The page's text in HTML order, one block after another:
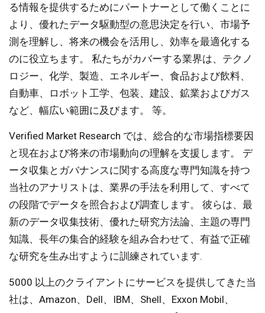
る情報を提供するためにパートナーとして働くことに
より、優れたデータ駆動型の意思決定を行い、市場予
測を理解し、将来の機会を活用し、効率を最適化する
のに役立ちます。 私たちがカバーする業界は、テクノ
ロジー、化学、製造、エネルギー、食品および飲料、
自動車、ロボット工学、包装、建設、鉱業およびガス
など、幅広い範囲に及びます。 等。
Verified Market Research では、総合的な市場指標要因
と現在および将来の市場動向の理解を支援します。 デ
ータ収集とガバナンスに関する高度な専門知識を持つ
当社のアナリストは、業界の手法を利用して、すべて
の段階でデータを照合および調査します。 彼らは、最
新のデータ収集技術、優れた研究方法論、主題の専門
知識、長年の集合的経験を組み合わせて、有益で正確
な研究を生み出すように訓練されています.
5000 以上のクライアントにサービスを提供してきた当
社は、Amazon、Dell、IBM、Shell、Exxon Mobil、